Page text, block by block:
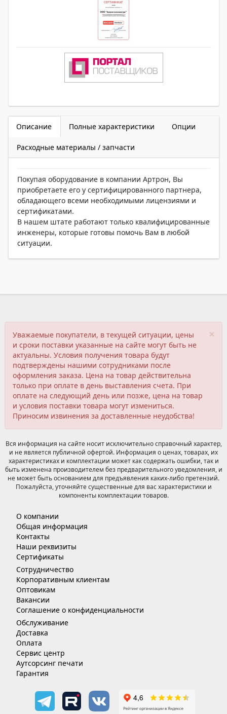
Описание Полные характеристики Опции
Расходные материалы / запчасти
Покупая оборудование в компании Артрон, Вы
приобретаете его у сертифицированного партнера,
обладающего всеми необходимыми лицензиями и
сертификатами.
В нашем штате работают только квалифицированные
инженеры, которые готовы помочь Вам в любой
ситуации.
×
Уважаемые покупатели, в текущей ситуации, цены
и сроки поставки указанные на сайте могут быть не
актуальны. Условия получения товара будут
подтверждены нашими сотрудниками после
оформления заказа. Цена на товар действительна
только при оплате в день выставления счета. При
оплате на следующий день или позже, цена на товар
и условия поставки товара могут измениться.
Приносим извинения за доставленные неудобства!
Вся информация на сайте носит исключительно справочный характер,
и не является публичной офертой. Информация о ценах, товарах, их
характеристиках и комплектации может как содержать ошибки, так и
быть изменена производителем без предварительного уведомления, и
не может быть основанием для предъявления каких-либо претензий.
Пожалуйста, уточняйте существенные для вас характеристики и
компоненты комплектации товаров.
О компании
Общая информация
Контакты
Наши реквизиты
Сертификаты
Сотрудничество
Корпоративным клиентам
Оптовикам
Вакансии
Соглашение о конфиденциальности
Обслуживание
Доставка
Оплата
Сервис центр
Аутсорсинг печати
Гарантия